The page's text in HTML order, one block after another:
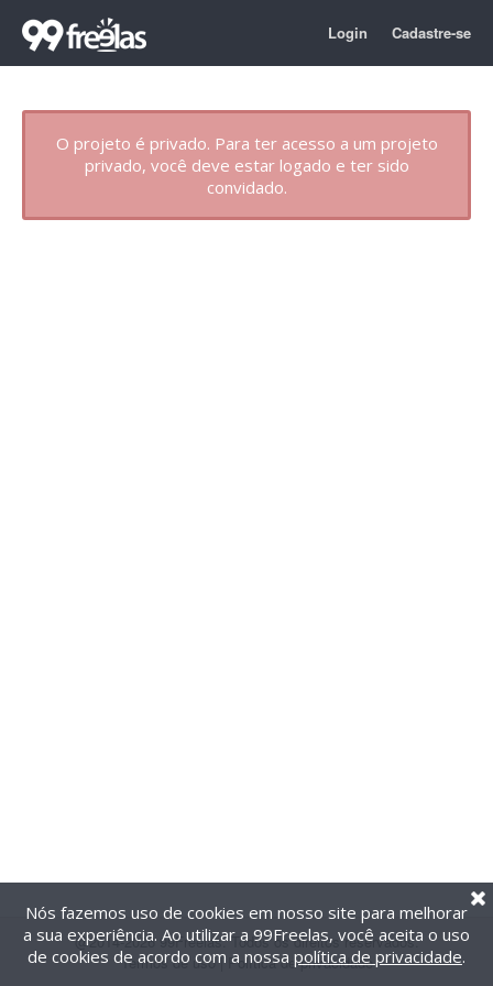
Login Cadastre-se
O projeto é privado. Para ter acesso a um projeto
privado, você deve estar logado e ter sido
convidado.
@2014-2026 99Freelas. Todos os direitos reservados.
Termos de uso| Política de privacidade
Nós fazemos uso de cookies em nosso site para melhorar
a sua experiência. Ao utilizar a 99Freelas, você aceita o uso
de cookies de acordo com a nossa política de privacidade.